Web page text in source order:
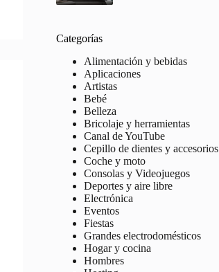
Categorías
Alimentación y bebidas
Aplicaciones
Artistas
Bebé
Belleza
Bricolaje y herramientas
Canal de YouTube
Cepillo de dientes y accesorios
Coche y moto
Consolas y Videojuegos
Deportes y aire libre
Electrónica
Eventos
Fiestas
Grandes electrodomésticos
Hogar y cocina
Hombres